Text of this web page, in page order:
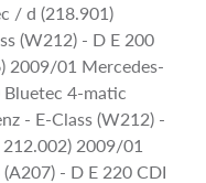
/ d (218.901)
(W212) - D E 200
2009/01 Mercedes-
Bluetec 4-matic
- E-Class (W212) -
2009/01
- D E 220 CDI